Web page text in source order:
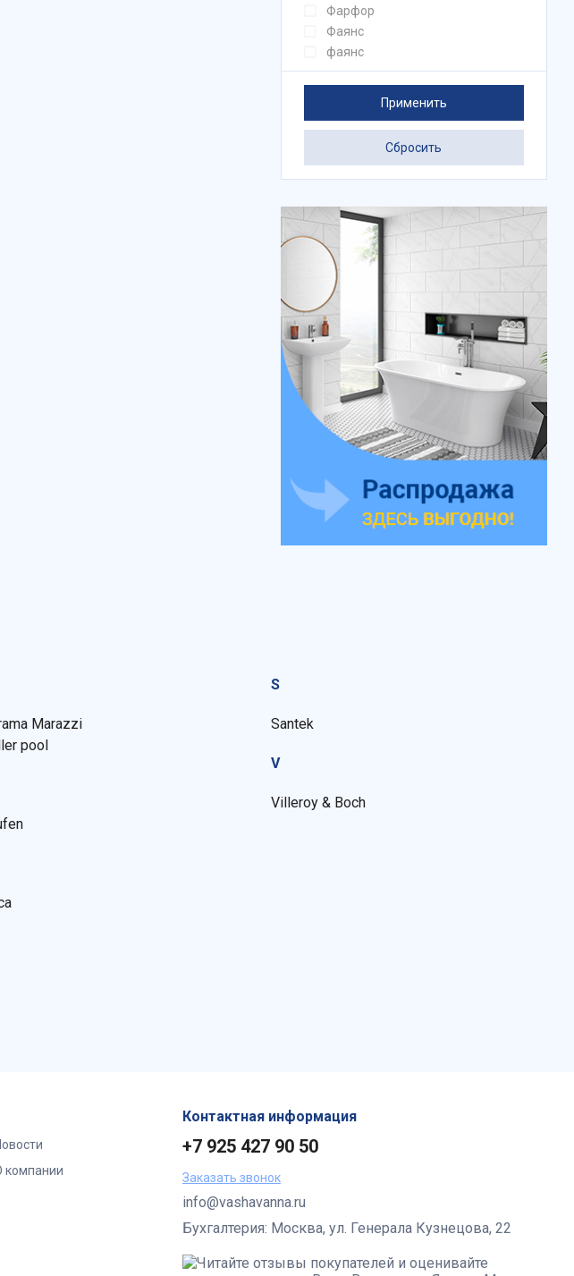
Фарфор
Фаянс
фаянс
Применить
Сбросить
Marazzi
pool
S
Santek
V
Villeroy & Boch
компании
Контактная информация
+7 925 427 90 50
Заказать звонок
info@vashavanna.ru
Бухгалтерия: Москва, ул. Генерала Кузнецова, 22